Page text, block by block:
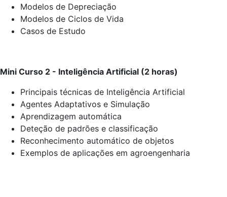
Modelos de Depreciação
Modelos de Ciclos de Vida
Casos de Estudo
Mini Curso 2 - Inteligência Artificial (2 horas)
Principais técnicas de Inteligência Artificial
Agentes Adaptativos e Simulação
Aprendizagem automática
Deteção de padrões e classificação
Reconhecimento automático de objetos
Exemplos de aplicações em agroengenharia